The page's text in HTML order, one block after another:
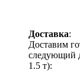
Доставка:
Доставим
следующий
1.5 т):